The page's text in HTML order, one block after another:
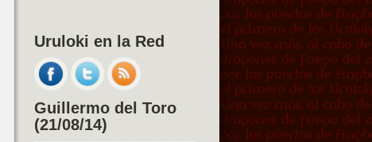
Uruloki en la Red
Guillermo del Toro
(21/08/14)